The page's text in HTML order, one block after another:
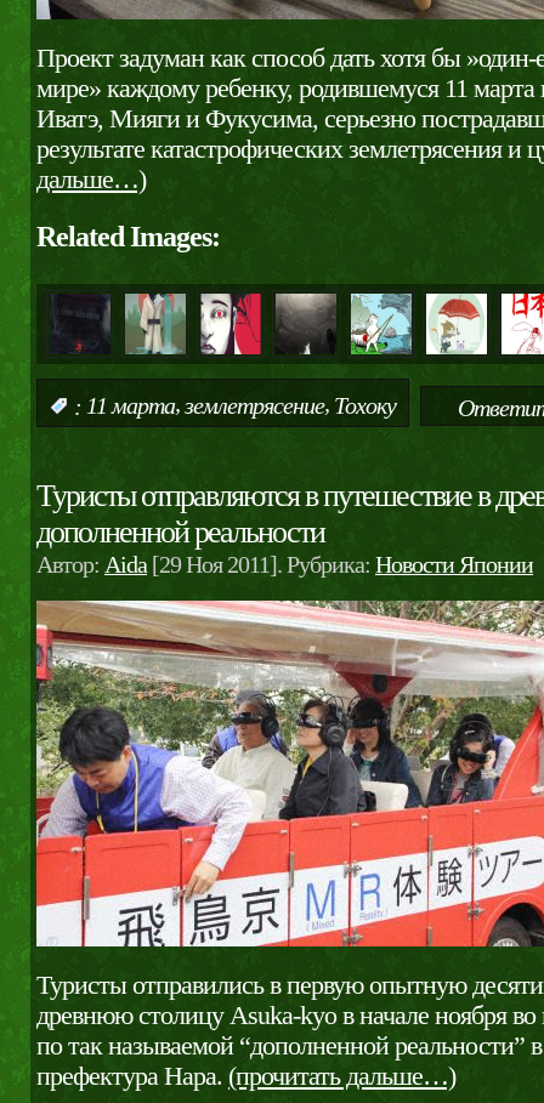
Проект задуман как способ дать хотя бы
мире» каждому ребенку, родившемуся 11 марта
Иватэ, Мияги и Фукусима, серьезно
результате катастрофических землетрясения и
дальше…)
Related Images:
: 11 марта,землетрясение, Тохоку
Туристы отправляются в путешествие в
дополненной реальности
Автор: Aida [29 Ноя 2011]. Рубрика: Новости Японии
Туристы отправились в первую опытную
древнюю столицу Asuka-kyo в начале ноября во
по так называемой “дополненной реальности”
префектура Нара. (прочитать дальше…)